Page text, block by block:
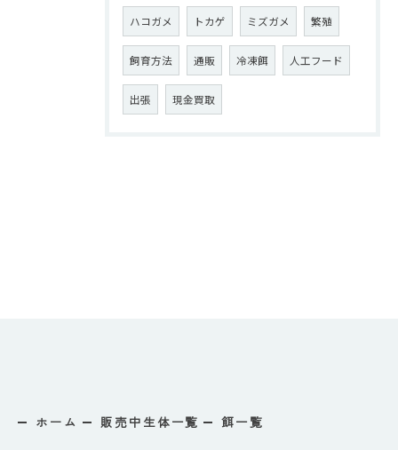
ハコガメ トカゲ ミズガメ 繁殖
飼育方法 通販 冷凍餌 人工フード
出張 現金買取
ホーム 販売中生体一覧 餌一覧